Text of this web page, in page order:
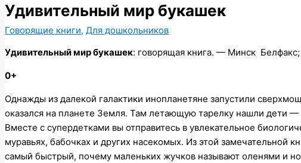
Удивительный мир букашек
Говорящие книги, Для дошкольников
Удивительный мир букашек: говорящая книга. — Минск
0+
Однажды из далекой галактики инопланетяне запустили
оказался на планете Земля. Там летающую тарелку нашли дети
Вместе с супердетками вы отправитесь в увлекательное
муравьях, бабочках и других насекомых. Из этой замечательной
самый быстрый, почему маленьких жучков называют оленями и